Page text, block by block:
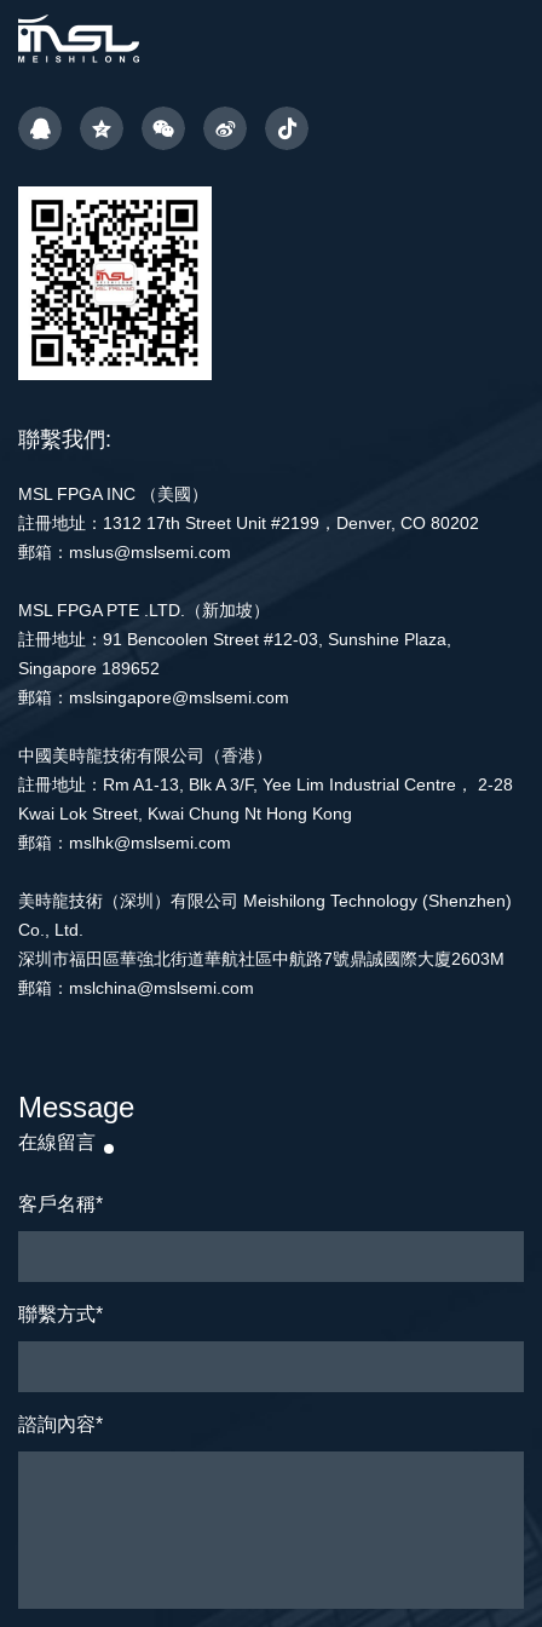
聯繫我們:
MSL FPGA INC （美國）
註冊地址：1312 17th Street Unit #2199，Denver, CO 80202
郵箱：mslus@mslsemi.com
MSL FPGA PTE .LTD.（新加坡）
註冊地址：91 Bencoolen Street #12-03, Sunshine Plaza,
Singapore 189652
郵箱：mslsingapore@mslsemi.com
中國美時龍技術有限公司（香港）
註冊地址：Rm A1-13, Blk A 3/F, Yee Lim Industrial Centre， 2-28
Kwai Lok Street, Kwai Chung Nt Hong Kong
郵箱：mslhk@mslsemi.com
美時龍技術（深圳）有限公司 Meishilong Technology (Shenzhen)
Co., Ltd.
深圳市福田區華強北街道華航社區中航路7號鼎誠國際大廈2603M
郵箱：mslchina@mslsemi.com
Message
在線留言
客戶名稱*
聯繫方式*
諮詢內容*